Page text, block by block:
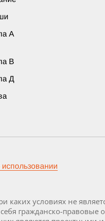
А
В
Д
условиях не
гражданско-правовые